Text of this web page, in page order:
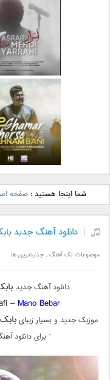
دانلود آهنگ جدید
بهرام بنام نگار
دانلود آهنگ
یراحی بنام اسرار
دانلود آهنگ جدید
بانی بنام قرصشما اینجا هستید :صفحه
دانلود آهنگ جدید
موضوعات:تک آهنگ ,جدیدترین ها
دانلود آهنگ جدید
– Mano Bebar
موزیک جدید و بسیار زیبای
” برای دانلود